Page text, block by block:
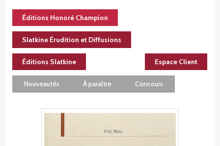
Éditions Honoré Champion
Slatkine Érudition et Diffusions
Éditions Slatkine Espace Client
Nouveautés À paraître Concours